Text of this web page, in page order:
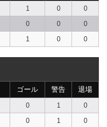
1 0
0
0 0
0
1 0 0
ゴール 警告 退場
0 1
0
0 1 0